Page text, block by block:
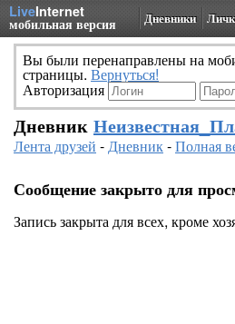
LiveInternet
мобильная версия Дневники
Вы были перенаправлены на
страницы. Вернуться!
Авторизация
Дневник
Лента друзей -Дневник-Полная
Сообщение закрыто для
Запись закрыта для всех, кроме